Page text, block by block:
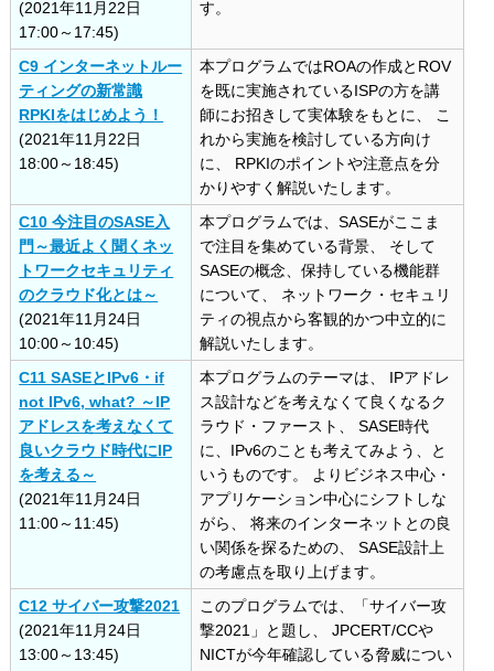
(2021年11月22日
17:00～17:45)
す。
C9 インターネットルー
ティングの新常識
RPKIをはじめよう！
(2021年11月22日
18:00～18:45)
本プログラムではROAの作成とROV
を既に実施されているISPの方を講
師にお招きして実体験をもとに、 こ
れから実施を検討している方向け
に、 RPKIのポイントや注意点を分
かりやすく解説いたします。
C10 今注目のSASE入
門～最近よく聞くネッ
トワークセキュリティ
のクラウド化とは～
(2021年11月24日
10:00～10:45)
本プログラムでは、SASEがここま
で注目を集めている背景、 そして
SASEの概念、保持している機能群
について、 ネットワーク・セキュリ
ティの視点から客観的かつ中立的に
解説いたします。
C11 SASEとIPv6・if
not IPv6, what? ～IP
アドレスを考えなくて
良いクラウド時代にIP
を考える～
(2021年11月24日
11:00～11:45)
本プログラムのテーマは、 IPアドレ
ス設計などを考えなくて良くなるク
ラウド・ファースト、 SASE時代
に、IPv6のことも考えてみよう、と
いうものです。 よりビジネス中心・
アプリケーション中心にシフトしな
がら、 将来のインターネットとの良
い関係を探るための、 SASE設計上
の考慮点を取り上げます。
C12 サイバー攻撃2021
(2021年11月24日
13:00～13:45)
このプログラムでは、「サイバー攻
撃2021」と題し、 JPCERT/CCや
NICTが今年確認している脅威につい